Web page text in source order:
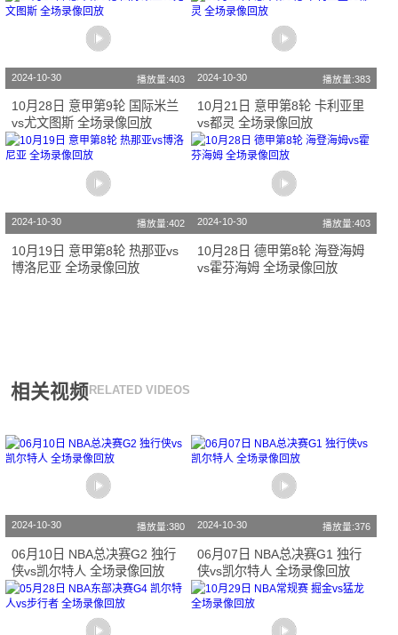
2024-10-30 播放量:403
10月28日 意甲第9轮 国际米兰
vs尤文图斯 全场录像回放
2024-10-30 播放量:383
10月21日 意甲第8轮 卡利亚里
vs都灵 全场录像回放
2024-10-30 播放量:402
10月19日 意甲第8轮 热那亚vs
博洛尼亚 全场录像回放
2024-10-30 播放量:403
10月28日 德甲第8轮 海登海姆
vs霍芬海姆 全场录像回放
相关视频 RELATED VIDEOS
2024-10-30 播放量:380
06月10日 NBA总决赛G2 独行
侠vs凯尔特人 全场录像回放
2024-10-30 播放量:376
06月07日 NBA总决赛G1 独行
侠vs凯尔特人 全场录像回放